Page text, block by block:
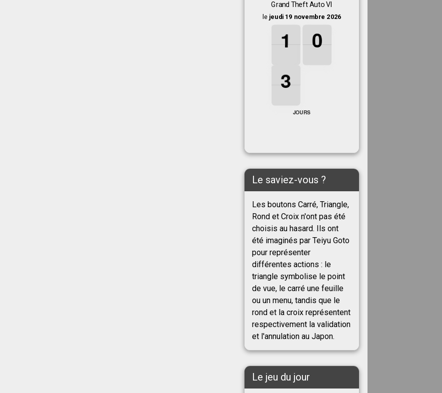
Grand Theft Auto VI
le jeudi 19 novembre 2026
1
1
1
1 0
0
0
0
3
3
3
3
JOURS
Le saviez-vous ?
Les boutons Carré, Triangle,
Rond et Croix n'ont pas été
choisis au hasard. Ils ont
été imaginés par Teiyu Goto
pour représenter
différentes actions : le
triangle symbolise le point
de vue, le carré une feuille
ou un menu, tandis que le
rond et la croix représentent
respectivement la validation
et l'annulation au Japon.
Le jeu du jour